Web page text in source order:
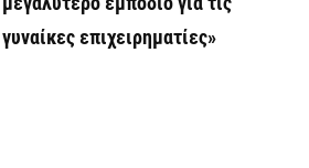
γυναίκες επιχειρηματίες»